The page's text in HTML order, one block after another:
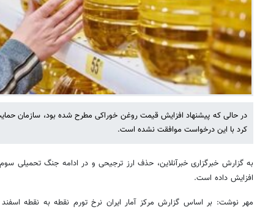
در حالی که پیشنهاد افزایش قیمت روغن خوراکی مطرح شده بود، سازمان
کرد با این درخواست موافقت نشده است.
به گزارش خبرگزاری خبرآنلاین، حذف ارز ترجیحی و در ادامه جنگ تحمیلی سوم
افزایش داده است.